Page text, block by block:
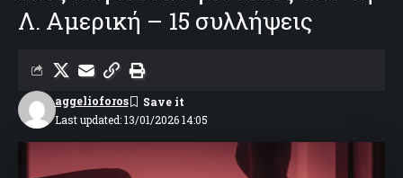
Λ. Αμερική – 15 συλλήψεις
Last updated: 13/01/2026 14:05
aggelioforos